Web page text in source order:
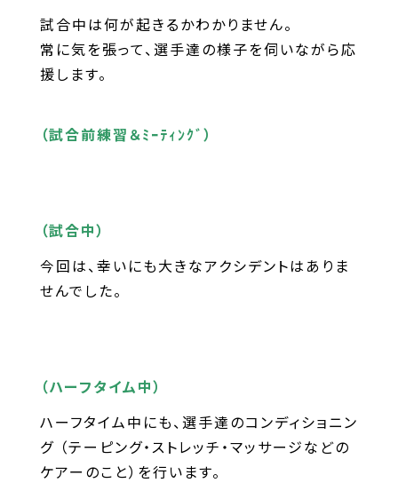
試合中は何が起きるかわかりません。
常に気を張って、選手達の様子を伺いながら応
援します。
（試合前練習＆ﾐｰﾃｨﾝｸﾞ）
（試合中）
今回は、幸いにも大きなアクシデントはありま
せんでした。
（ハーフタイム中）
ハーフタイム中にも、選手達のコンディショニン
グ （テーピング・ストレッチ・マッサージなどの
ケアーのこと）を行います。